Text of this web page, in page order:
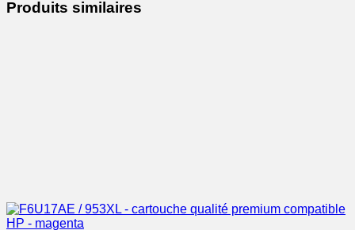
Produits similaires